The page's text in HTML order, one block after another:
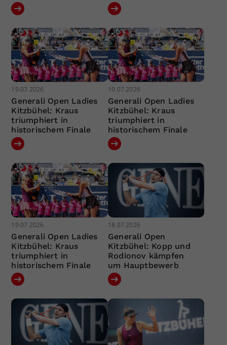
19.07.2026
Generali Open Ladies
Kitzbühel: Kraus
triumphiert in
historischem Finale
19.07.2026
Generali Open Ladies
Kitzbühel: Kraus
triumphiert in
historischem Finale
19.07.2026
Generali Open Ladies
Kitzbühel: Kraus
triumphiert in
historischem Finale
18.07.2026
Generali Open
Kitzbühel: Kopp und
Rodionov kämpfen
um Hauptbewerb